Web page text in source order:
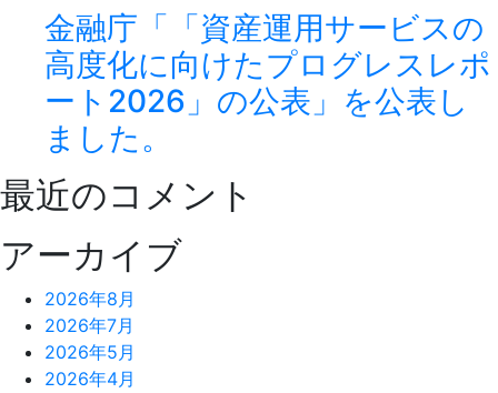
金融庁「「資産運用サービスの
高度化に向けたプログレスレポ
ート2026」の公表」を公表し
ました。
最近のコメント
アーカイブ
2026年8月
2026年7月
2026年5月
2026年4月